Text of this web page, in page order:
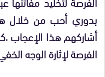
بدوري أحب من خلال
أشاركهم هذا الإعجاب
الفرصة لإثارة الوجه